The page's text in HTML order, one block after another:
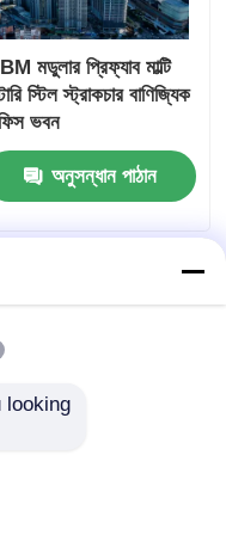
মডুলার প্রিফ্যাব মাল্টি
স্টিল স্ট্রাকচার বাণিজ্যিক
ভবন
অনুসন্ধান পাঠান
looking